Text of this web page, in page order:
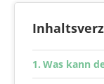
Was kann